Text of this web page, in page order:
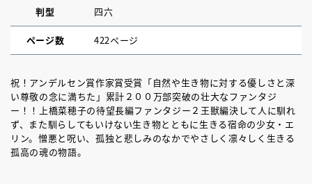
判型 四六
ページ数 422ページ
祝！アンデルセン賞作家賞受賞「自然や生き物に対する優しさと深
い尊敬の念に満ちた」累計２００万部突破の壮大なファンタジ
ー！！上橋菜穂子の待望長編ファンタジー２王獣編決して人に馴れ
ず、また馴らしてもいけない生き物とともに生きる宿命の少女・エ
リン。憎悪と呪い、孤独と悲しみのなかでやさしく凛々しく生きる
孤高の魂の物語。